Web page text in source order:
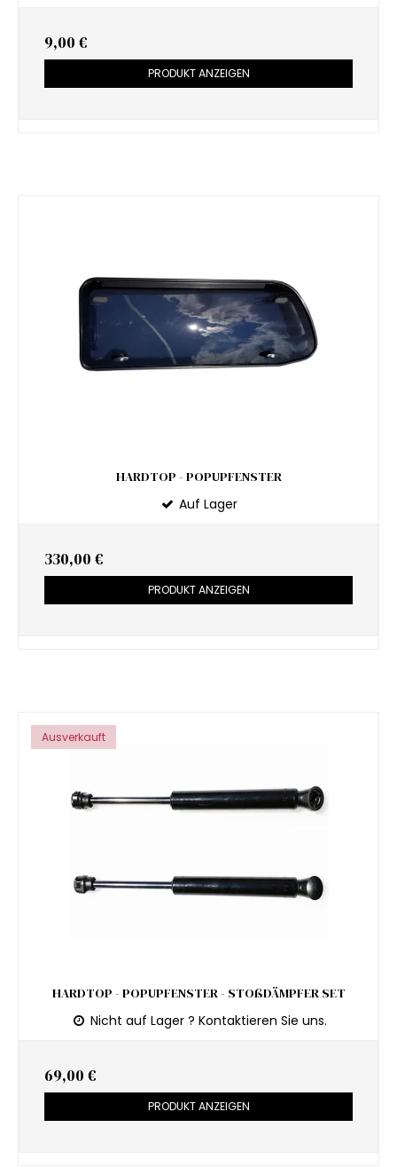
9,00 €
PRODUKT ANZEIGEN
HARDTOP - POPUPFENSTER
Auf Lager
330,00 €
PRODUKT ANZEIGEN
Ausverkauft
HARDTOP - POPUPFENSTER - STOßDÄMPFER SET
Nicht auf Lager ? Kontaktieren Sie uns.
69,00 €
PRODUKT ANZEIGEN